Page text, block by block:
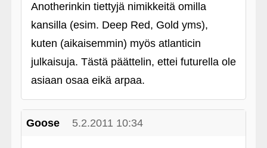
Anotherinkin tiettyjä nimikkeitä omilla
kansilla (esim. Deep Red, Gold yms),
kuten (aikaisemmin) myös atlanticin
julkaisuja. Tästä päättelin, ettei futurella ole
asiaan osaa eikä arpaa.
Goose 5.2.2011 10:34